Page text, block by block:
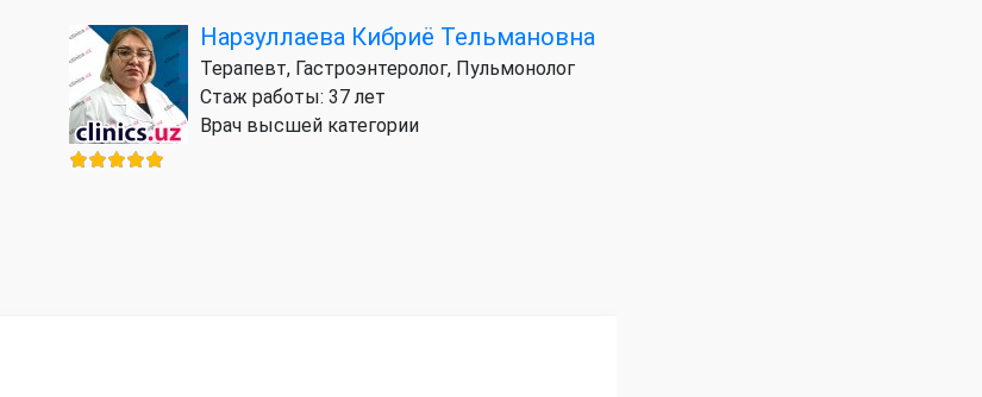
Нарзуллаева Кибриё Тельмановна
Терапевт, Гастроэнтеролог, Пульмонолог
Стаж работы: 37 лет
Врач высшей категории